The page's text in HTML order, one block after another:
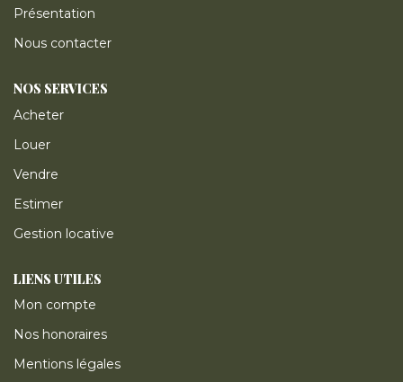
Présentation
Nous contacter
NOS SERVICES
Acheter
Louer
Vendre
Estimer
Gestion locative
LIENS UTILES
Mon compte
Nos honoraires
Mentions légales